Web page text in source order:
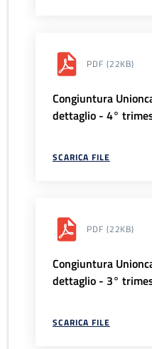
PDF (22KB)
Congiuntura
dettaglio - 4°
SCARICA FILE
PDF (22KB)
Congiuntura
dettaglio - 3°
SCARICA FILE